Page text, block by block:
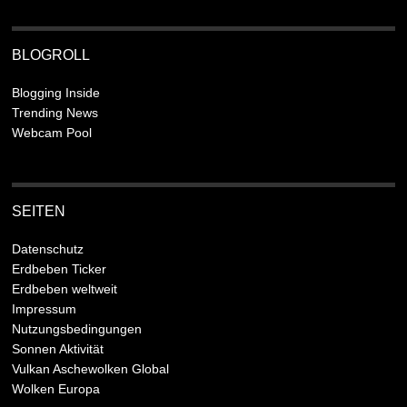
BLOGROLL
Blogging Inside
Trending News
Webcam Pool
SEITEN
Datenschutz
Erdbeben Ticker
Erdbeben weltweit
Impressum
Nutzungsbedingungen
Sonnen Aktivität
Vulkan Aschewolken Global
Wolken Europa